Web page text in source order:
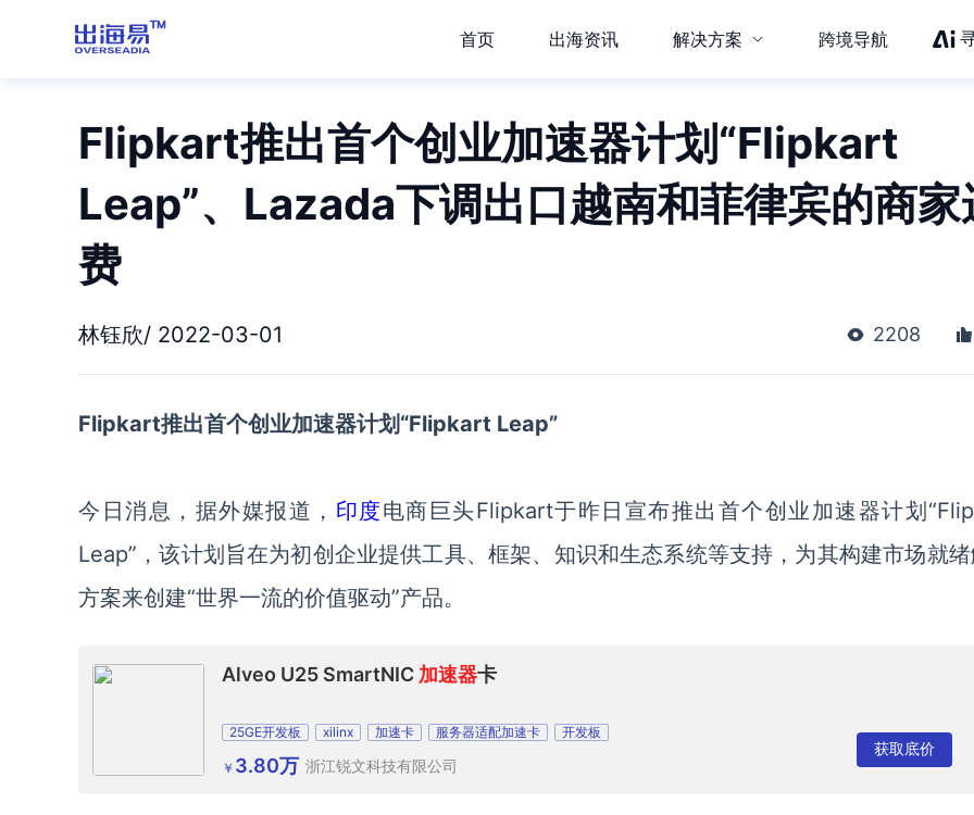
首页 出海资讯 解决方案 跨境导航
Flipkart推出首个创业加速器计划“Flipkart
Leap”、Lazada下调出口越南和菲律宾的商家
费
林钰欣/ 2022-03-01 2208
Flipkart推出首个创业加速器计划“Flipkart Leap”
今日消息， 据外媒报道， 印度电商巨头Flipkart于昨日宣布推出首个创业加速器计划
Leap”，该计划 旨在为初创企业提供工具、框架、知识和生态系统等支持，为其构建市场就
方案来创建“世界一流的价值驱动”产品。
Alveo U25 SmartNIC 加速器卡
25GE开发板 xilinx 加速卡 服务器适配加速卡 开发板
￥ 3.80万 浙江锐文科技有限公司
获取底价